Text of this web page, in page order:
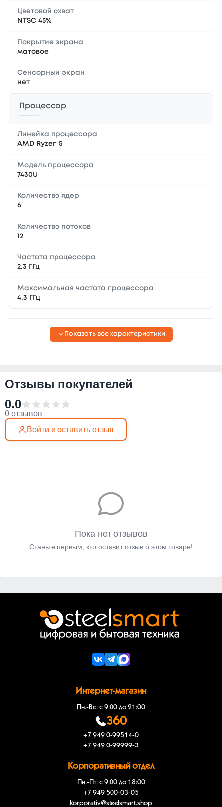
Цветовой охват
NTSC 45%
Покрытие экрана
матовое
Сенсорный экран
нет
Процессор
Линейка процессора
AMD Ryzen 5
Модель процессора
7430U
Количество ядер
6
Количество потоков
12
Частота процессора
2.3 ГГц
Максимальная частота процессора
4.3 ГГц
Показать все характеристики
Отзывы покупателей
0.0
0 отзывов
Войти и оставить отзыв
Пока нет отзывов
Станьте первым, кто оставит отзыв о этом товаре!
Интернет-магазин
Пн.-Вс: с 9:00 до 21:00
360
+7 949 0-99514-0
+7 949 0-99999-3
Корпоративный отдел
Пн.-Пт: с 9:00 до 18:00
+7 949 500-03-05
korporativ@steelsmart.shop